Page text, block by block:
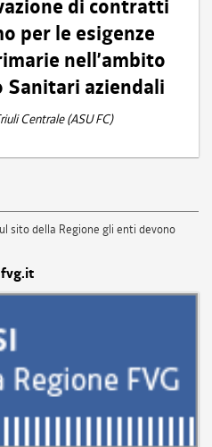
di contratti
per le esigenze
nell’ambito
aziendali
Centrale (ASU FC)
sito della Regione gli enti devono